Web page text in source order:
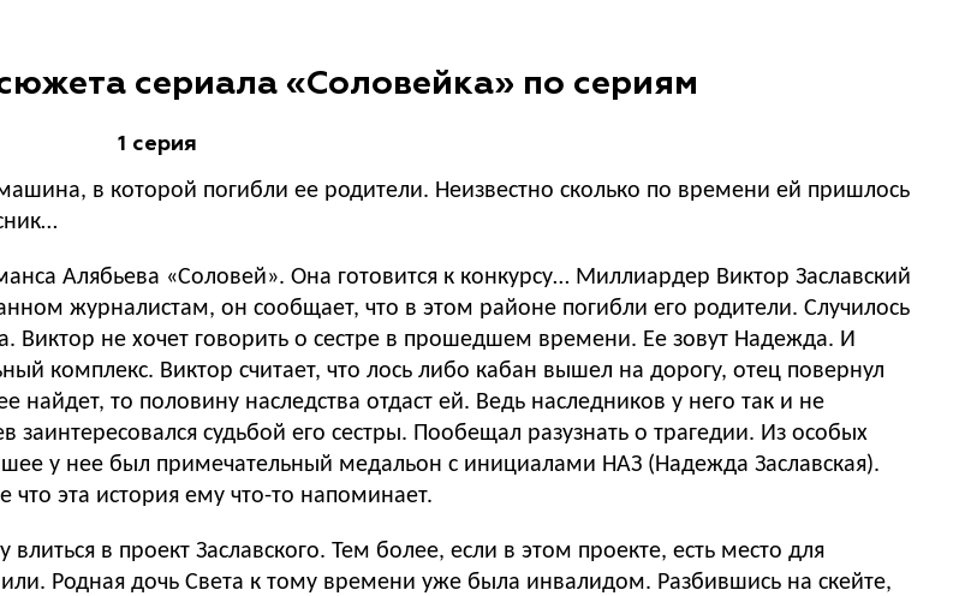
сериала «Соловейка» по сериям
1 серия
в которой погибли ее родители. Неизвестно сколько по времени ей пришлось
Алябьева «Соловей». Она готовится к конкурсу… Миллиардер Виктор Заславский
журналистам, он сообщает, что в этом районе погибли его родители. Случилось
Виктор не хочет говорить о сестре в прошедшем времени. Ее зовут Надежда. И
комплекс. Виктор считает, что лось либо кабан вышел на дорогу, отец повернул
найдет, то половину наследства отдаст ей. Ведь наследников у него так и не
судьбой его сестры. Пообещал разузнать о трагедии. Из особых
у нее был примечательный медальон с инициалами НАЗ (Надежда Заславская).
что эта история ему что-то напоминает.
в проект Заславского. Тем более, если в этом проекте, есть место для
скейте,